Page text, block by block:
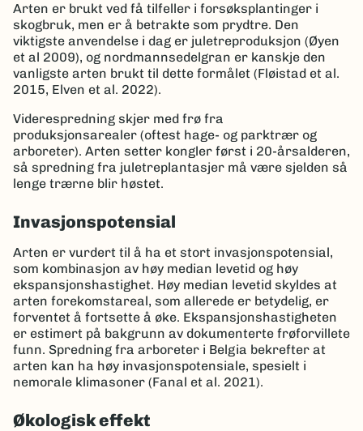
Arten er brukt ved få tilfeller i forsøksplantinger i
skogbruk, men er å betrakte som prydtre. Den
viktigste anvendelse i dag er juletreproduksjon (Øyen
et al 2009), og nordmannsedelgran er kanskje den
vanligste arten brukt til dette formålet (Fløistad et al.
2015, Elven et al. 2022).
Viderespredning skjer med frø fra
produksjonsarealer (oftest hage- og parktrær og
arboreter). Arten setter kongler først i 20-årsalderen,
så spredning fra juletreplantasjer må være sjelden så
lenge trærne blir høstet.
Invasjonspotensial
Arten er vurdert til å ha et stort invasjonspotensial,
som kombinasjon av høy median levetid og høy
ekspansjonshastighet. Høy median levetid skyldes at
arten forekomstareal, som allerede er betydelig, er
forventet å fortsette å øke. Ekspansjonshastigheten
er estimert på bakgrunn av dokumenterte frøforvillete
funn. Spredning fra arboreter i Belgia bekrefter at
arten kan ha høy invasjonspotensiale, spesielt i
nemorale klimasoner (Fanal et al. 2021).
Økologisk effekt